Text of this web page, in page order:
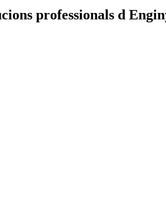
professionals d